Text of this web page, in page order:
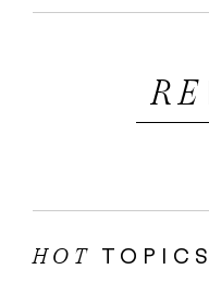
RE
HOT TOPICS